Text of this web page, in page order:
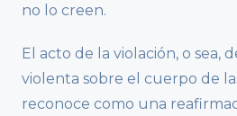
no lo creen.
El acto de la violación, o sea,
violenta sobre el cuerpo de
reconoce como una